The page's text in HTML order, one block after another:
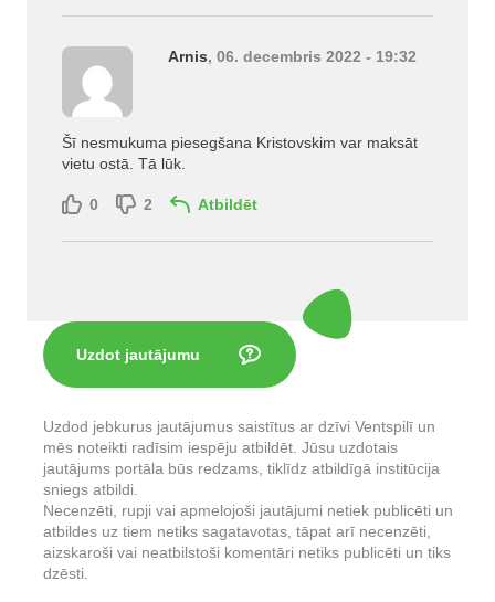
Arnis, 06. decembris 2022 - 19:32
Šī nesmukuma piesegšana Kristovskim var maksāt
vietu ostā. Tā lūk.
0 2 Atbildēt
Uzdot jautājumu
Uzdod jebkurus jautājumus saistītus ar dzīvi Ventspilī un
mēs noteikti radīsim iespēju atbildēt. Jūsu uzdotais
jautājums portāla būs redzams, tiklīdz atbildīgā institūcija
sniegs atbildi.
Necenzēti, rupji vai apmelojoši jautājumi netiek publicēti un
atbildes uz tiem netiks sagatavotas, tāpat arī necenzēti,
aizskaroši vai neatbilstoši komentāri netiks publicēti un tiks
dzēsti.